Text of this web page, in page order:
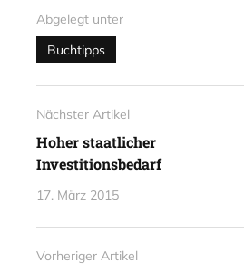
Abgelegt unter
Buchtipps
Nächster Artikel
Hoher staatlicher
Investitionsbedarf
17. März 2015
Vorheriger Artikel